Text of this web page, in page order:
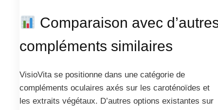
Comparaison avec
compléments similaires
VisioVita se positionne dans une catégorie de
compléments oculaires axés sur les caroténoïdes et
les extraits végétaux. D’autres options existantes sur